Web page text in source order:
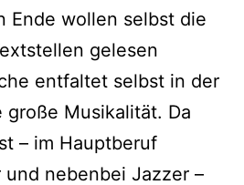
Ende wollen selbst die
gelesen
entfaltet selbst in der
Musikalität. Da
– im Hauptberuf
und nebenbei Jazzer –